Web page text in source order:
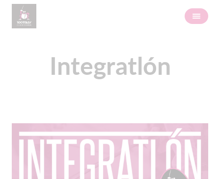
Integratlón